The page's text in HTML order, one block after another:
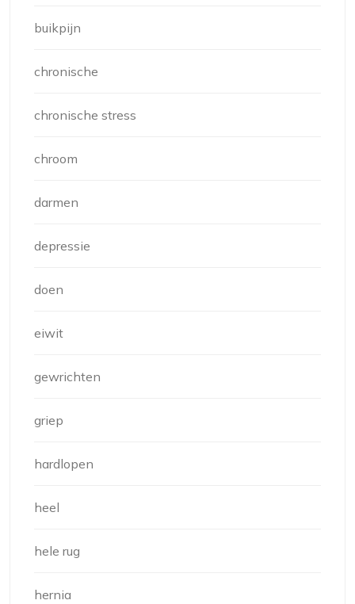
buikpijn
chronische
chronische stress
chroom
darmen
depressie
doen
eiwit
gewrichten
griep
hardlopen
heel
hele rug
hernia